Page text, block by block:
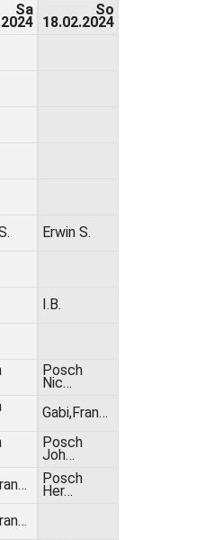
Sa So
18.02.2024
Erwin S.
I.B.
Posch
Nic…
Gabi,Fran…
Posch
Joh…
Posch
Her…